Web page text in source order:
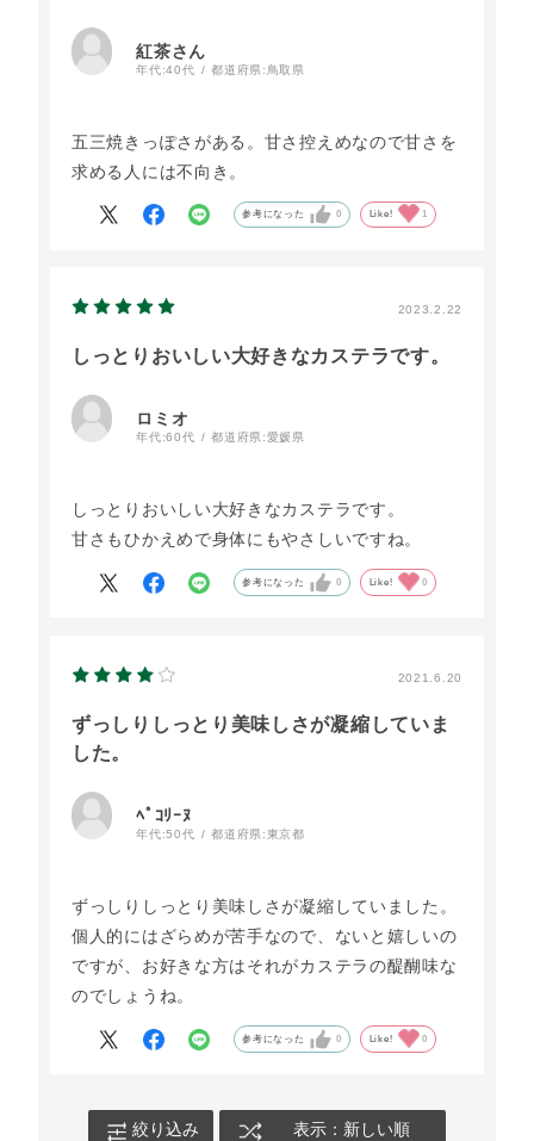
紅茶さん
年代:40代 都道府県: 鳥取県
五三焼きっぽさがある。甘さ控えめなので甘さを
求める人には不向き。
参考になった 0 Like! 1
2023.2.22
しっとりおいしい大好きなカステラです。
ロミオ
年代:60代 都道府県:愛媛県
しっとりおいしい大好きなカステラです。
甘さもひかえめで身体にもやさしいですね。
参考になった 0 Like! 0
2021.6.20
ずっしりしっとり美味しさが凝縮していま
した。
ﾍﾟｺﾘｰﾇ
年代:50代 都道府県:東京都
ずっしりしっとり美味しさが凝縮していました。
個人的にはざらめが苦手なので、ないと嬉しいの
ですが、お好きな方はそれがカステラの醍醐味な
のでしょうね。
参考になった 0 Like! 0
絞り込み 表示：新しい順